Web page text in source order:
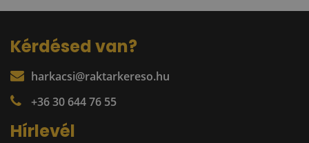
Kérdésed van?
harkacsi@raktarkereso.hu
+36 30 644 76 55
Hírlevél